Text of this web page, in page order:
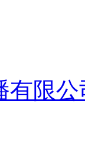
有限